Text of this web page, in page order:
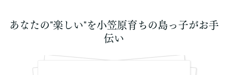
あなたの"楽しい"を小笠原育ちの島っ子がお手
伝い